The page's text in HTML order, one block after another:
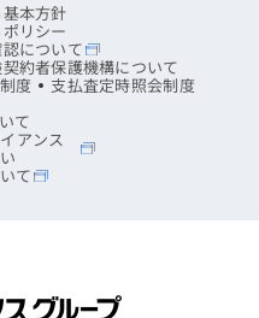
本方針
リシー
について
約者保護機構について
度 支払査定時照会制度
て
アンス
て